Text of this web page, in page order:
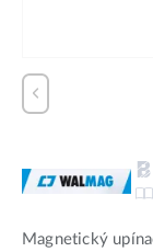
Magnetický